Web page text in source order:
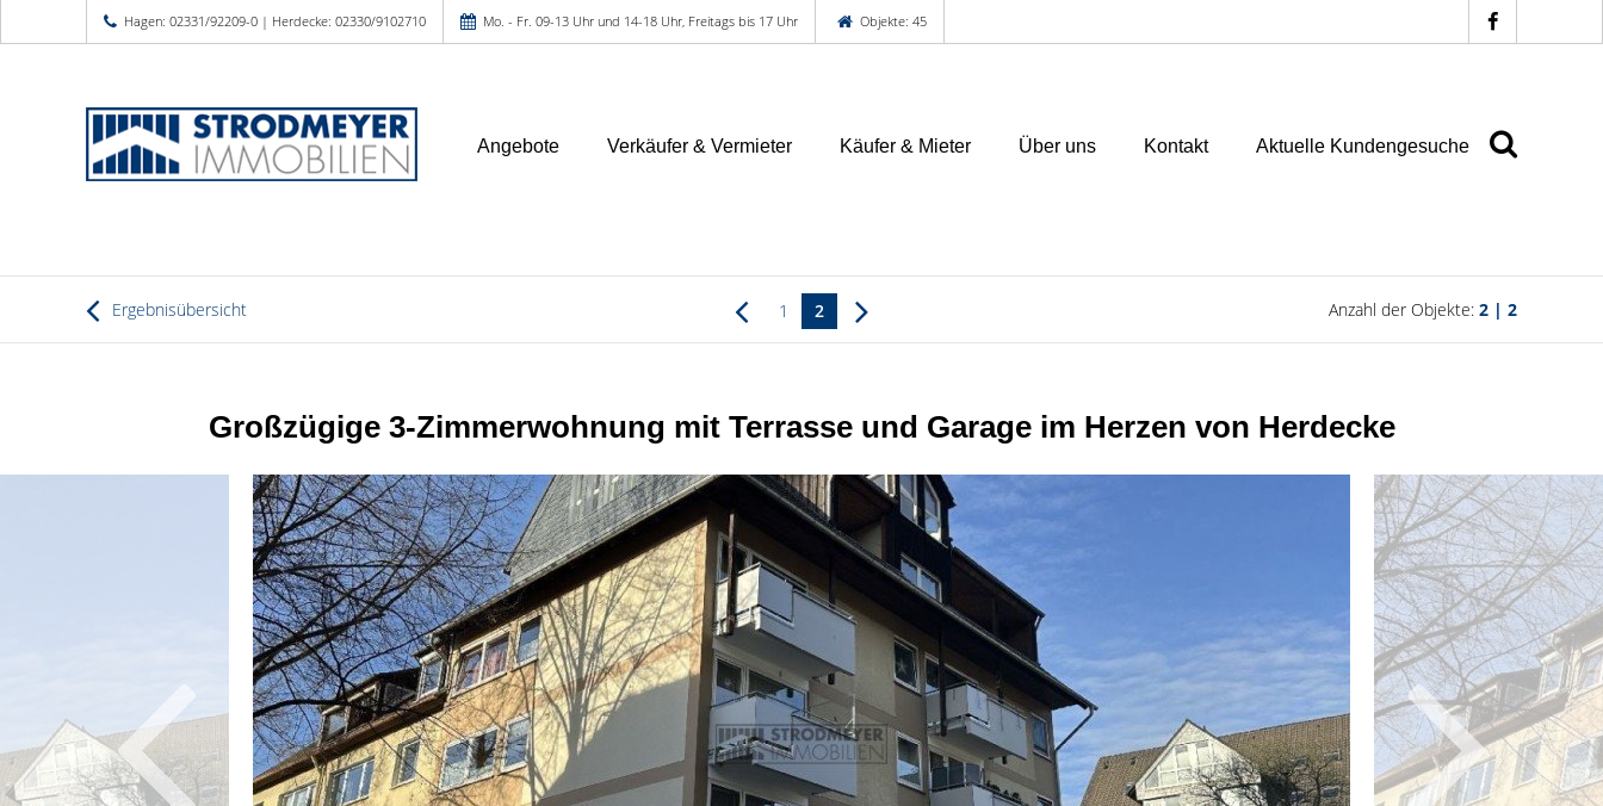
Hagen: 02331/92209-0 | Herdecke: 02330/9102710 Mo. - Fr. 09-13 Uhr und 14-18 Uhr, Freitags bis 17 Uhr Objekte: 45
Angebote Verkäufer & Vermieter Käufer & Mieter Über uns Kontakt Aktuelle Kundengesuche
Ergebnisübersicht 1 2 Anzahl der Objekte: 2 | 2
Großzügige 3-Zimmerwohnung mit Terrasse und Garage im Herzen von Herdecke